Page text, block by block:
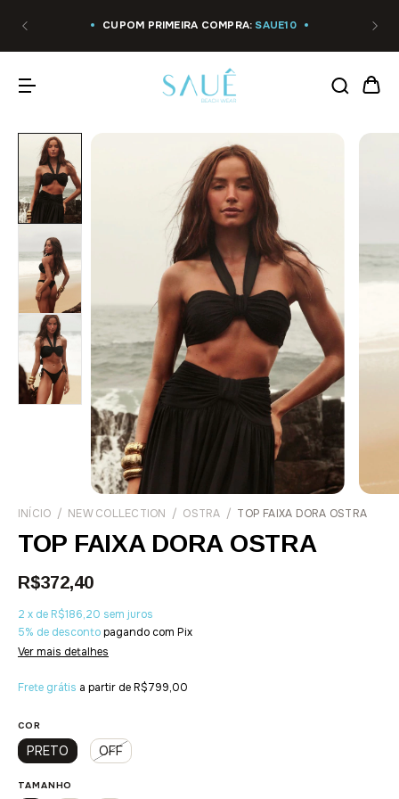
CUPOM PRIMEIRA COMPRA: SAUE10
INÍCIO / NEW COLLECTION / OSTRA / TOP FAIXA DORA OSTRA
TOP FAIXA DORA OSTRA
R$372,40
2 x de R$186,20 sem juros
5% de descontopagando com Pix
Ver mais detalhes
Frete grátis a partir deR$799,00
COR
PRETO OFF
TAMANHO